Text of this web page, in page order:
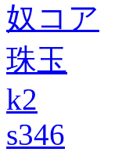
奴コア
珠玉
k2
s346